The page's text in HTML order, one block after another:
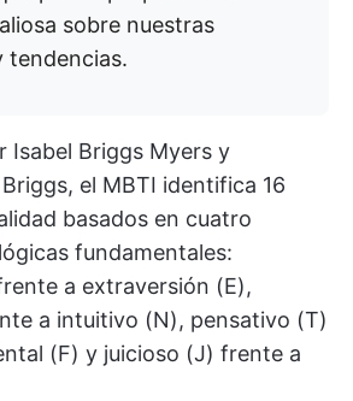
sobre nuestras
tendencias.
Isabel Briggs Myers y
el MBTI identifica 16
basados en cuatro
fundamentales:
a extraversión (E),
a intuitivo (N), pensativo (T)
(F) y juicioso (J) frente a